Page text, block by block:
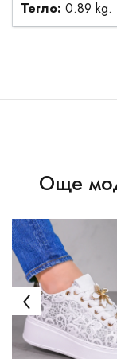
Тегло: 0.89 kg.
Още